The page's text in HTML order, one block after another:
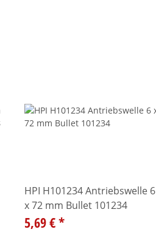
HPI H101234 Antriebswelle 6
x 72 mm Bullet 101234
5,69 €*